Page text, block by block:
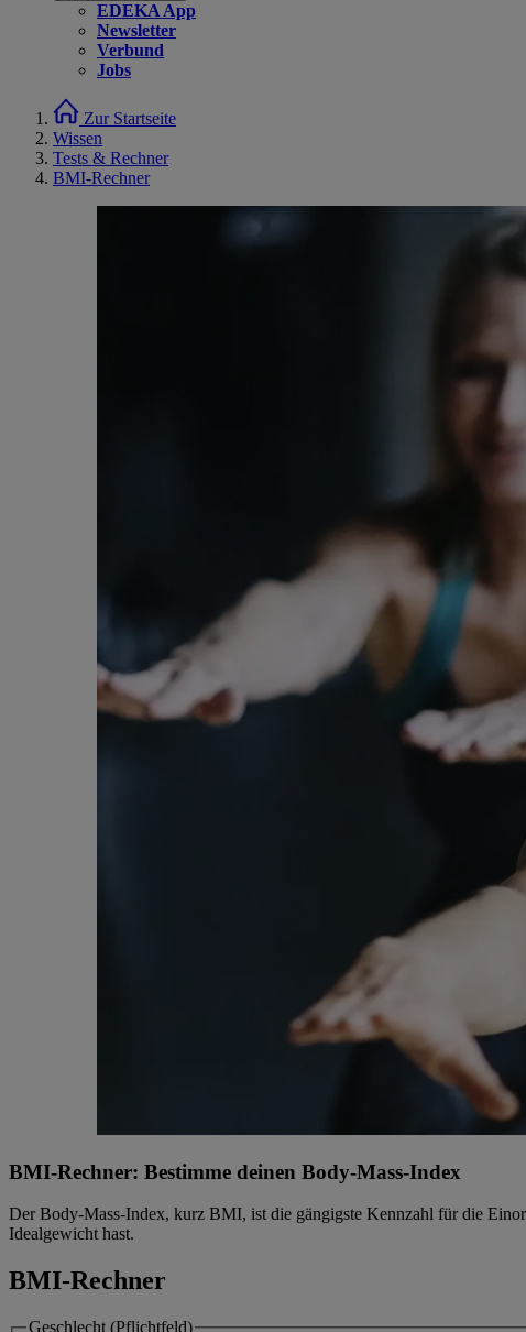
EDEKA App
Newsletter
Verbund
Jobs
Zur Startseite
Wissen
Tests & Rechner
BMI-Rechner
BMI-Rechner: Bestimme deinen Body-Mass-Index
Der Body-Mass-Index, kurz BMI, ist die gängigste Kennzahl für die
Idealgewicht hast.
BMI-Rechner
Geschlecht (Pflichtfeld)